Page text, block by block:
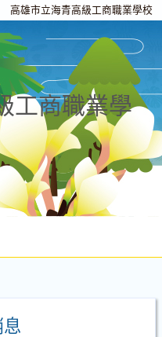
高雄市立海青高級工商職業學校
工商職業學